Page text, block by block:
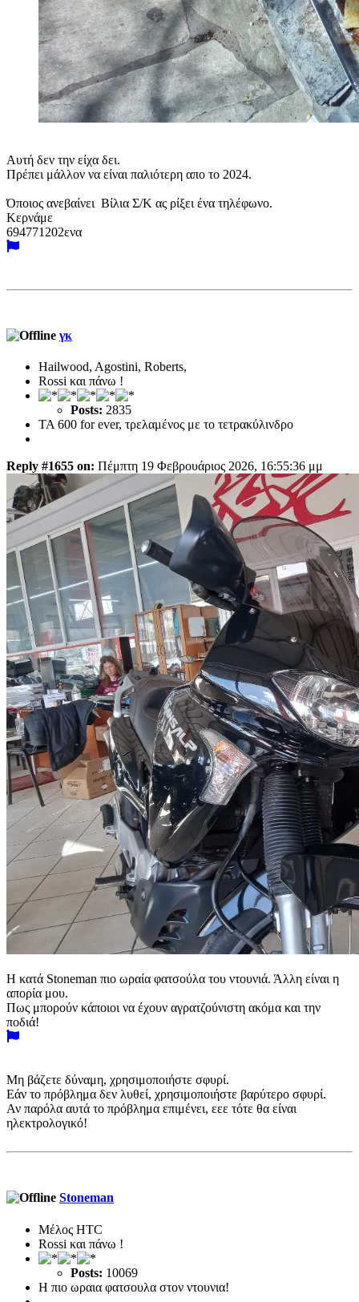
Αυτή δεν την είχα δει.
Πρέπει μάλλον να είναι παλιότερη απο το 2024.
Όποιος ανεβαίνει Βίλια Σ/Κ ας ρίξει ένα τηλέφωνο.
Κερνάμε
694771202ενα
γκ
Hailwood, Agostini, Roberts,
Rossi και πάνω !
Posts: 2835
TA 600 for ever, τρελαμένος με το τετρακύλινδρο
Reply #1655 on: Πέμπτη 19 Φεβρουάριος 2026, 16:55:36 μμ
H κατά Stoneman πιο ωραία φατσούλα του ντουνιά. Άλλη είναι η
απορία μου.
Πως μπορούν κάποιοι να έχουν αγρατζούνιστη ακόμα και την
ποδιά!
Μη βάζετε δύναμη, χρησιμοποιήστε σφυρί.
Εάν το πρόβλημα δεν λυθεί, χρησιμοποιήστε βαρύτερο σφυρί.
Αν παρόλα αυτά το πρόβλημα επιμένει, εεε τότε θα είναι
ηλεκτρολογικό!
Stoneman
Μέλος ΗTC
Rossi και πάνω !
Posts: 10069
Η πιο ωραια φατσουλα στον ντουνια!